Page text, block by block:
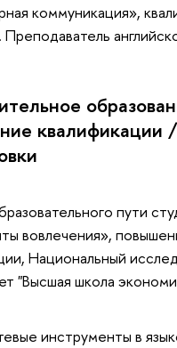
коммуникация»,
Преподаватель
квалификации /
пути
вовлечения»,
, Национальный
"Высшая школа
инструменты в